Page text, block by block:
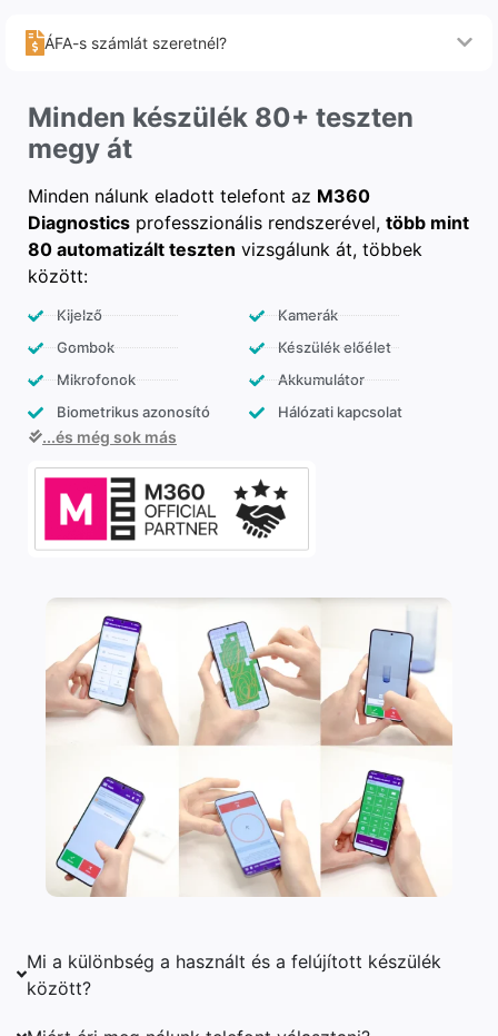
ÁFA-s számlát szeretnél?
Minden készülék 80+ teszten
megy át
Minden nálunk eladott telefont az M360
Diagnostics professzionális rendszerével, több mint
80 automatizált teszten vizsgálunk át, többek
között:
Kijelző
Gombok
Mikrofonok
Biometrikus azonosító
Kamerák
Készülék előélet
Akkumulátor
Hálózati kapcsolat
...és még sok más
Mi a különbség a használt és a felújított készülék
között?